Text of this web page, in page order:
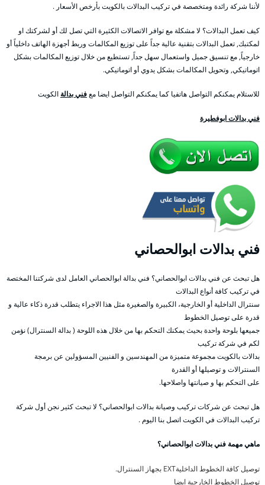
لأننا شركة رائدة ومتخصصة في تركيب البدالات بالكويت بأرخص الأسعار .
كيف تعمل البدالات؟ لا مشكلة مع توافر الاتصالات الكثيرة التي تصل لك أو لشركتك او
لمكتبك, تعمل البدالات بتقنية عالية جداً على توزيع المكالمات وربط أجهزة الهاتف داخلياً أو
خارجياً, مع تنسيق جميل واستعمال سهل جداً, تستطيع من خلال توزيع المكالمات بشكل
اتوماتيكي, وتحويل المكالمات بشكل يدوي أو اتوماتيكي.
للاستلام يمكنكم التواصل هاتفيا كما يمكنكم التواصل ايضا معفني بدالة الكويت
فني بدالات ابوفطيرة
فني بدالات ابوالحصاني
هل تبحث عن فني بدالات ابوالحصاني؟ فني بدالة ابوالحصاني العامل لدى شركتنا المختصة
في تركيب كافة أنواع البدالات
سنترال الداخلية أو الخارجية، الكبيرة والصغيرة مثل هذا الاجراء يتطلب قدرة ذكاء عالية و
قدرة على توصيل الخطوط
جميعها بلوحة واحدة بحيث يمكنك التحكم بها من خلال هذه اللوحة ( بدالة السنترال) نؤمن
لكم في شركة تركيب
بدالات بالكويت مجموعة متميزة من المهندسين و الفنيين المسؤولين عن برمجة
السنترالات و توصيلها أو القدرة
على التحكم بها و صيانتها واصلاحها.
هل تبحث عن شركات تركيب وصيانة بدالات ابوالحصاني؟ لا تبحث كثير نجن أول شركة
تركيب البدالات في الكويت اتصل بنا اليوم .
ماهي مهمة فني بدالات ابوالحصاني؟
توصيل كافة الخطوط الداخليةEXT بجهاز السنترال.
توصيل الخطوط الخارجية ايضا